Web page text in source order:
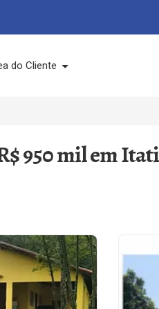
do Cliente
950 mil em